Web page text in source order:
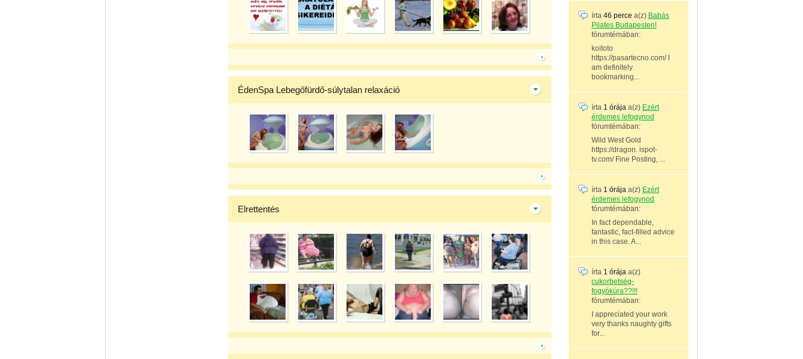
ÉdenSpa Lebegőfürdő-súlytalan relaxáció
Elrettentés
írta 46 perce a(z) Babás
Pilates Budapesten!
fórumtémában:
koitoto
https://pasartecno.com/ I
am definitely
bookmarking...
írta 1 órája a(z) Ezért
érdemes lefogynod
fórumtémában:
Wild West Gold
https://dragon. ispot-
tv.com/ Fine Posting, ...
írta 1 órája a(z) Ezért
érdemes lefogynod
fórumtémában:
In fact dependable,
fantastic, fact-filled advice
in this case. A...
írta 1 órája a(z)
cukorbetség-
fogyókúra??!!!
fórumtémában:
I appreciated your work
very thanks naughty gifts
for...